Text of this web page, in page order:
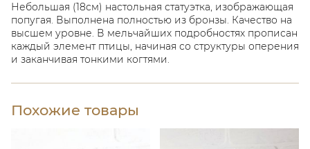
Небольшая (18см) настольная статуэтка, изображающая
попугая. Выполнена полностью из бронзы. Качество на
высшем уровне. В мельчайших подробностях прописан
каждый элемент птицы, начиная со структуры оперения
и заканчивая тонкими когтями.
Похожие товары